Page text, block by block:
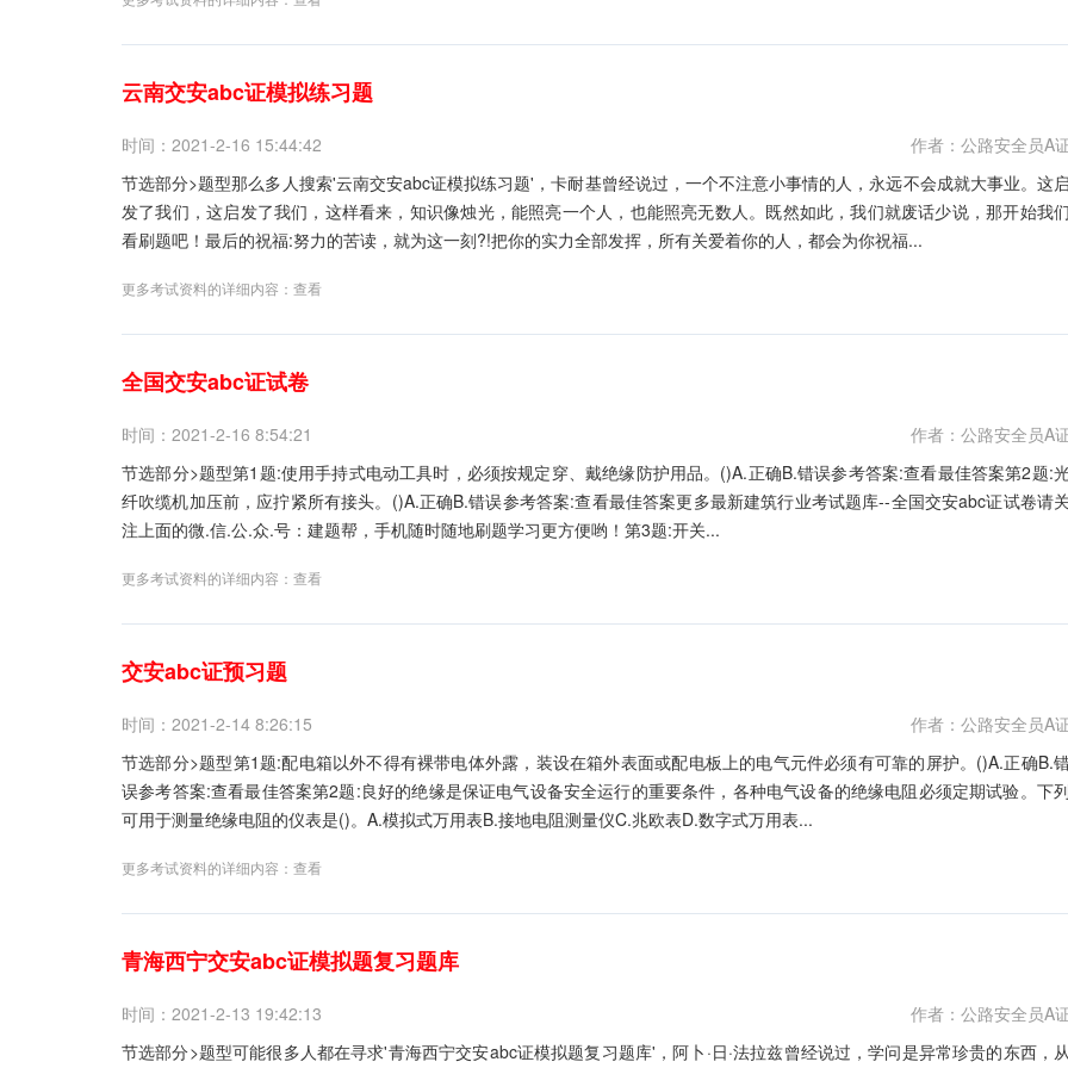
云南交安abc证模拟练习题
时间：2021-2-16 15:44:42
作者：公路安全员A
节选部分>题型那么多人搜索'云南交安abc证模拟练习题'，卡耐基曾经说过，一个不注意小事情的人，永远不会成就大事业。这启
发了我们，这启发了我们，这样看来，知识像烛光，能照亮一个人，也能照亮无数人。既然如此，我们就废话少说，那开始我们
看刷题吧！最后的祝福:努力的苦读，就为这一刻?!把你的实力全部发挥，所有关爱着你的人，都会为你祝福...
更多考试资料的详细内容： 查看
全国交安abc证试卷
时间：2021-2-16 8:54:21
作者：公路安全员A
节选部分>题型第1题:使用手持式电动工具时，必须按规定穿、戴绝缘防护用品。()A.正确B.错误参考答案:查看最佳答案第2题:
纤吹缆机加压前，应拧紧所有接头。()A.正确B.错误参考答案:查看最佳答案更多最新建筑行业考试题库--全国交安abc证试卷请
注上面的微.信.公.众.号：建题帮，手机随时随地刷题学习更方便哟！第3题:开关...
更多考试资料的详细内容： 查看
交安abc证预习题
时间：2021-2-14 8:26:15
作者：公路安全员A
节选部分>题型第1题:配电箱以外不得有裸带电体外露，装设在箱外表面或配电板上的电气元件必须有可靠的屏护。()A.正确B.
误参考答案:查看最佳答案第2题:良好的绝缘是保证电气设备安全运行的重要条件，各种电气设备的绝缘电阻必须定期试验。下列
可用于测量绝缘电阻的仪表是()。A.模拟式万用表B.接地电阻测量仪C.兆欧表D.数字式万用表...
更多考试资料的详细内容： 查看
青海西宁交安abc证模拟题复习题库
时间：2021-2-13 19:42:13
作者：公路安全员A
节选部分>题型可能很多人都在寻求'青海西宁交安abc证模拟题复习题库'，阿卜·日·法拉兹曾经说过，学问是异常珍贵的东西，从